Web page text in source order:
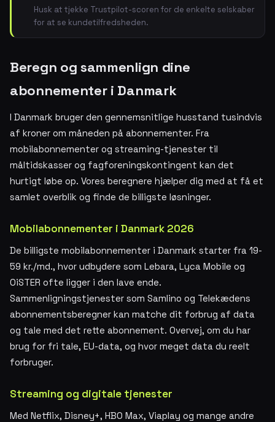
Husk at tjekke Trustpilot-scoren for de enkelte selskaber
for at se kundetilfredsheden.
Beregn og sammenlign dine
abonnementer i Danmark
I Danmark bruger den gennemsnitlige husstand tusindvis
af kroner om måneden på abonnementer. Fra
mobilabonnementer og streaming-tjenester til
måltidskasser og fagforeningskontingent kan det
hurtigt løbe op. Vores beregnere hjælper dig med at få et
samlet overblik og finde de billigste løsninger.
Mobilabonnementer i Danmark 2026
De billigste mobilabonnementer i Danmark starter fra 19-
59 kr./md., hvor udbydere som Lebara, Lyca Mobile og
OiSTER ofte ligger i den lave ende.
Sammenligningstjenester som Samlino og Telekædens
abonnementsberegner kan matche dit forbrug af data
og tale med det rette abonnement. Overvej, om du har
brug for fri tale, EU-data, og hvor meget data du reelt
forbruger.
Streaming og digitale tjenester
Med Netflix, Disney+, HBO Max, Viaplay og mange andre